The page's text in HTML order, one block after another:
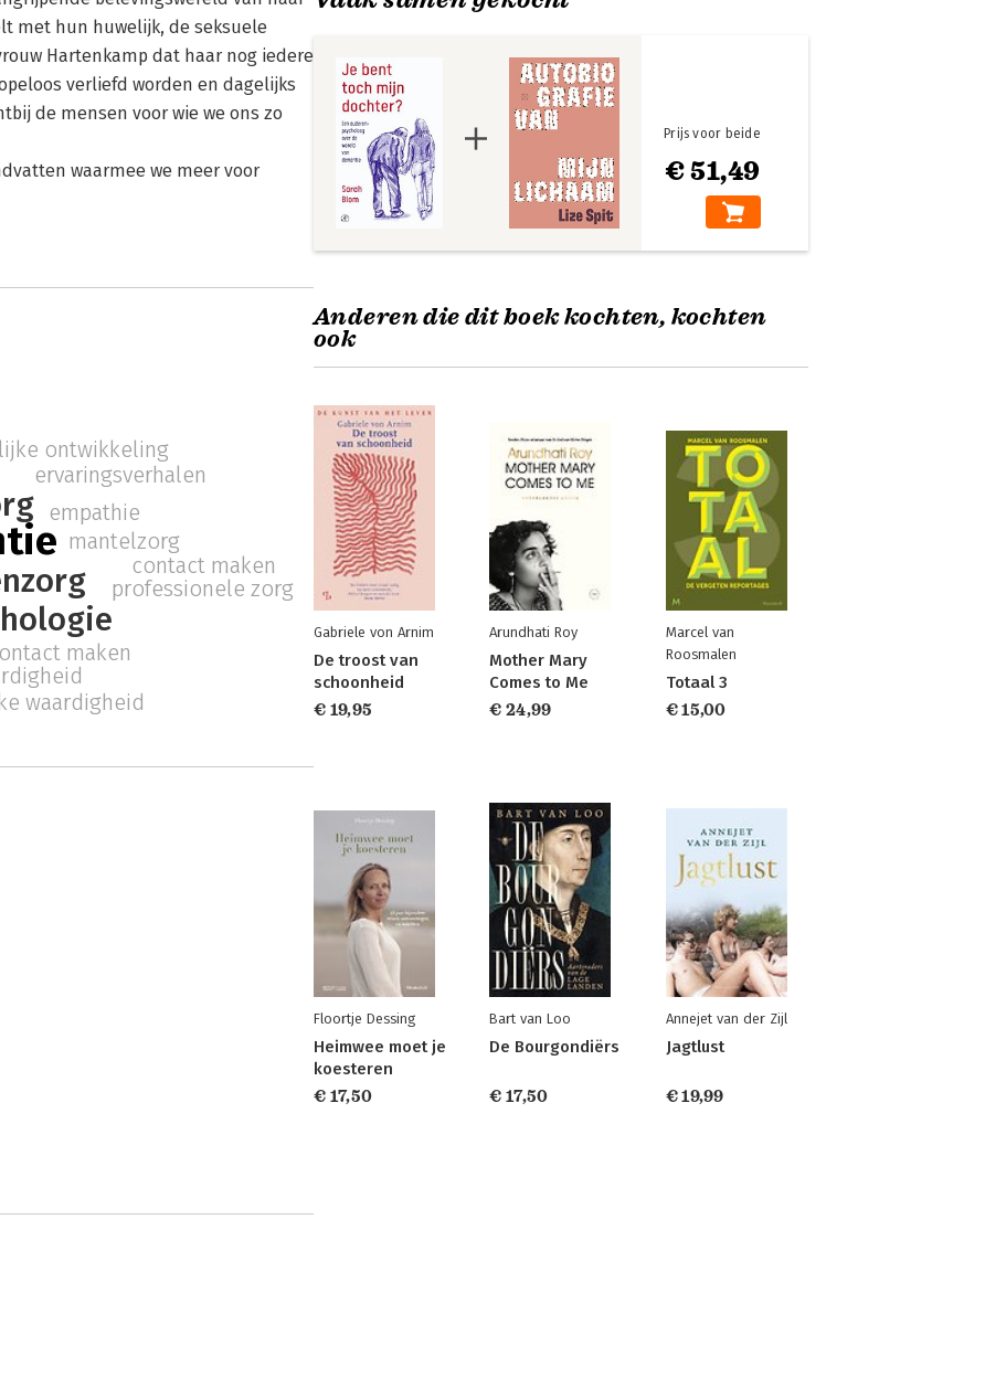
met hun huwelijk, de seksuele
Hartenkamp dat haar nog iedere
verliefd worden en dagelijks
de mensen voor wie we ons zo
waarmee we meer voor
maken
ontwikkeling
mantelzorg
empathie
ervaringsverhalen
contact maken
waardigheid
professionele zorg
€ 51,49
Prijs voor beide
Anderen die dit boek kochten, kochten
ook
Gabriele von Arnim
De troost van
schoonheid
€ 19,95
Arundhati Roy
Mother Mary
Comes to Me
€ 24,99
Marcel van
Roosmalen
Totaal 3
€ 15,00
Floortje Dessing
Heimwee moet je
koesteren
€ 17,50
Bart van Loo
De Bourgondiërs
€ 17,50
Annejet van der Zijl
Jagtlust
€ 19,99